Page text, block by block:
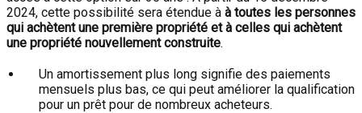
2024, cette possibilité sera étendue à à toutes les personnes
qui achètent une première propriété et à celles qui achètent
une propriété nouvellement construite.
Un amortissement plus long signifie des paiements
mensuels plus bas, ce qui peut améliorer la qualification
pour un prêt pour de nombreux acheteurs.